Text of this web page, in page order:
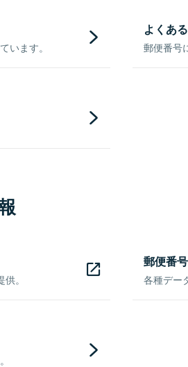
います。
よくあ
郵便番号
。
郵便番
各種デー